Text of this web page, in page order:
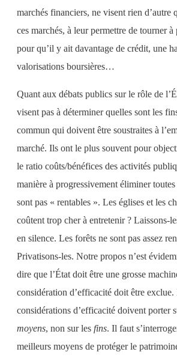
marchés financiers, ne visent rien d’autre
ces marchés, à leur permettre de tourner
pour qu’il y ait davantage de crédit, une
valorisations boursières…
Quant aux débats publics sur le rôle de
visent pas à déterminer quelles sont les
commun qui doivent être soustraites à
marché. Ils ont le plus souvent pour
le ratio coûts/bénéfices des activités
manière à progressivement éliminer
sont pas « rentables ». Les églises et les
coûtent trop cher à entretenir ? Laissons-
en silence. Les forêts ne sont pas assez
Privatisons-les. Notre propos n’est
dire que l’État doit être une grosse
considération d’efficacité doit être exclue.
considérations d’efficacité doivent porter
moyens, non sur les fins. Il faut
meilleurs moyens de protéger le